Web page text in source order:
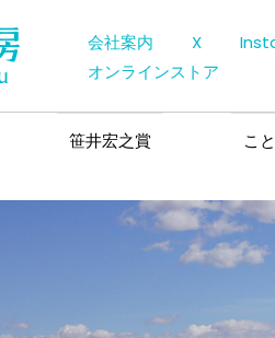
会社案内 X
オンラインストア
笹井宏之賞 こ